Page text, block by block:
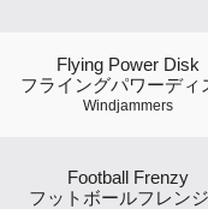
Flying Power Disk
フライングパワーディ
Windjammers
Football Frenzy
フットボールフレン